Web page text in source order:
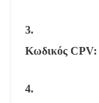
3.
Κωδικός CPV:
4.